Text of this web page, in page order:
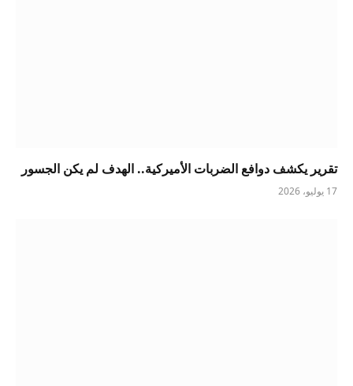
تقرير يكشف دوافع الضربات الأميركية.. الهدف لم يكن الجسور
17 يوليو، 2026